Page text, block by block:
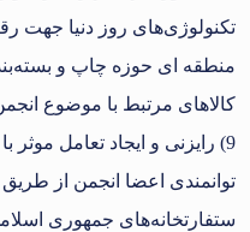
تکنولوژی‌های روز دنیا جهت
منطقه ای حوزه چاپ و
کالاهای مرتبط با موضوع
9) رایزنی و ایجاد تعامل
توانمندی اعضا انجمن از
ستفارتخانه‌های جمهوری